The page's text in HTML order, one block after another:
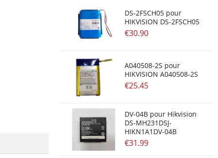
DS-2FSCH05 pour
HIKVISION DS-2FSCH05
€30.90
A040508-2S pour
HIKVISION A040508-2S
€25.45
DV-04B pour Hikvision
DS-MH231DSJ-
HIKN1A1DV-04B
€31.99